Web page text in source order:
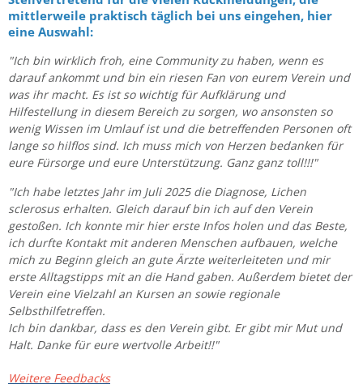
mittlerweile praktisch täglich bei uns eingehen, hier
eine Auswahl:
"Ich bin wirklich froh, eine Community zu haben, wenn es
darauf ankommt und bin ein riesen Fan von eurem Verein und
was ihr macht. Es ist so wichtig für Aufklärung und
Hilfestellung in diesem Bereich zu sorgen, wo ansonsten so
wenig Wissen im Umlauf ist und die betreffenden Personen oft
lange so hilflos sind. Ich muss mich von Herzen bedanken für
eure Fürsorge und eure Unterstützung. Ganz ganz toll!!!"
"Ich habe letztes Jahr im Juli 2025 die Diagnose, Lichen
sclerosus erhalten. Gleich darauf bin ich auf den Verein
gestoßen. Ich konnte mir hier erste Infos holen und das Beste,
ich durfte Kontakt mit anderen Menschen aufbauen, welche
mich zu Beginn gleich an gute Ärzte weiterleiteten und mir
erste Alltagstipps mit an die Hand gaben. Außerdem bietet der
Verein eine Vielzahl an Kursen an sowie regionale
Selbsthilfetreffen.
Ich bin dankbar, dass es den Verein gibt. Er gibt mir Mut und
Halt. Danke für eure wertvolle Arbeit!!"
Weitere Feedbacks